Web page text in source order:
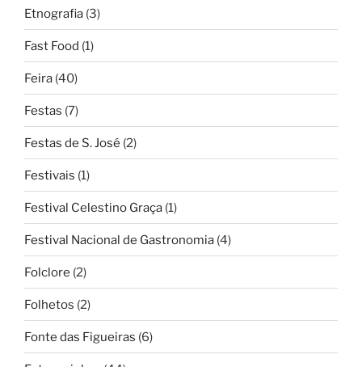
Etnografia (3)
Fast Food (1)
Feira (40)
Festas (7)
Festas de S. José (2)
Festivais (1)
Festival Celestino Graça (1)
Festival Nacional de Gastronomia (4)
Folclore (2)
Folhetos (2)
Fonte das Figueiras (6)